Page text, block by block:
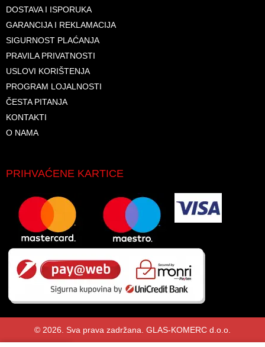
DOSTAVA I ISPORUKA
GARANCIJA I REKLAMACIJA
SIGURNOST PLAĆANJA
PRAVILA PRIVATNOSTI
USLOVI KORIŠTENJA
PROGRAM LOJALNOSTI
ČESTA PITANJA
KONTAKTI
O NAMA
PRIHVAĆENE KARTICE
© 2026. Sva prava zadržana. GLAS-KOMERC d.o.o.